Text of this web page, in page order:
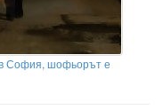
в София, шофьорът е